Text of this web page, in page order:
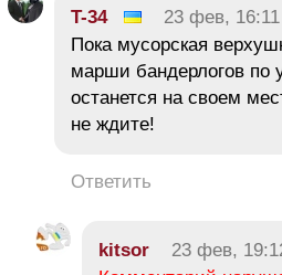
T-34 23 фев, 16:11
Пока мусорская
марши бандерлогов
останется на своем
не ждите!
Ответить
kitsor
23 фев,